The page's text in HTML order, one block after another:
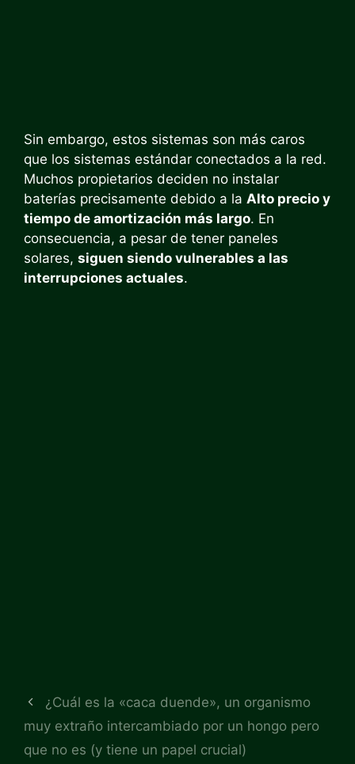
Sin embargo, estos sistemas son más caros
que los sistemas estándar conectados a la red.
Muchos propietarios deciden no instalar
baterías precisamente debido a la Alto precio y
tiempo de amortización más largo. En
consecuencia, a pesar de tener paneles
solares, siguen siendo vulnerables a las
interrupciones actuales.
¿Cuál es la «caca duende», un organismo
muy extraño intercambiado por un hongo pero
que no es (y tiene un papel crucial)